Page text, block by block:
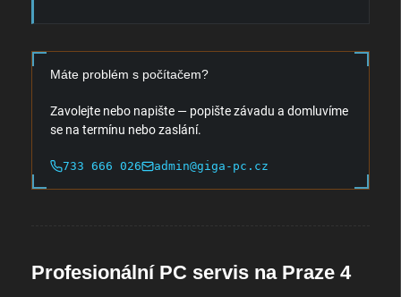
Máte problém s počítačem?
Zavolejte nebo napište — popište závadu a domluvíme
se na termínu nebo zaslání.
733 666 026 admin@giga-pc.cz
Profesionální PC servis na Praze 4